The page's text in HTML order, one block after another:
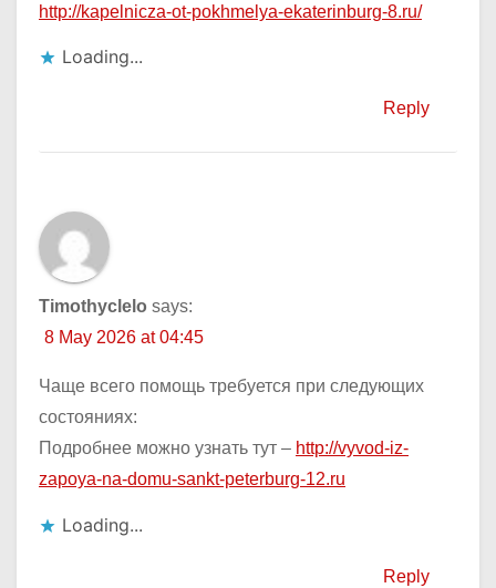
http://kapelnicza-ot-pokhmelya-ekaterinburg-8.ru/
Loading...
Reply
Timothyclelo says:
8 May 2026 at 04:45
Чаще всего помощь требуется при следующих
состояниях:
Подробнее можно узнать тут – http://vyvod-iz-
zapoya-na-domu-sankt-peterburg-12.ru
Loading...
Reply